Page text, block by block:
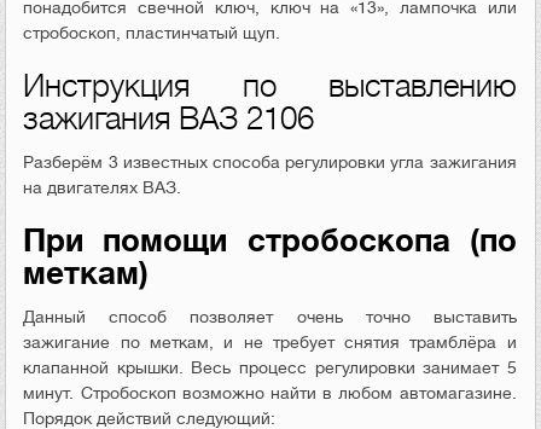
понадобится свечной ключ, ключ на «13», лампочка или
стробоскоп, пластинчатый щуп.
Инструкция по выставлению
зажигания ВАЗ 2106
Разберём 3 известных способа регулировки угла зажигания
на двигателях ВАЗ.
При помощи стробоскопа (по
меткам)
Данный способ позволяет очень точно выставить
зажигание по меткам, и не требует снятия трамблёра и
клапанной крышки. Весь процесс регулировки занимает 5
минут. Стробоскоп возможно найти в любом автомагазине.
Порядок действий следующий: